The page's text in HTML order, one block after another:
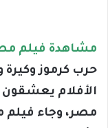
مشاهدة فيلم
حرب كرموز وكيرة
الأفلام يعشقون
مصر، وجاء